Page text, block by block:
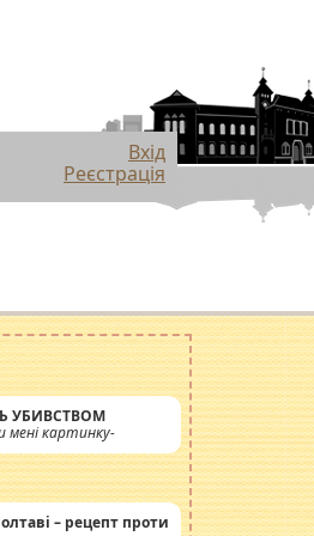
Вхід
Реєстрація
УБИВСТВОМ
мені картинку-
– рецепт проти